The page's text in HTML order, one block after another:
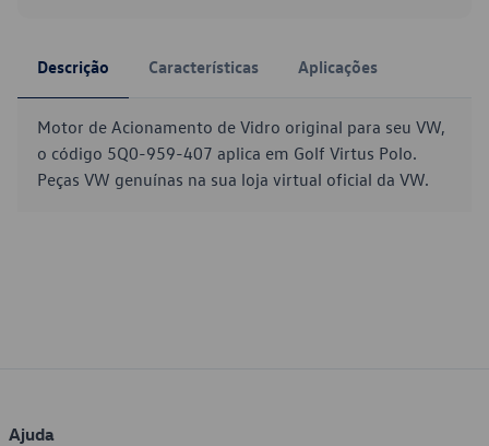
Descrição Características Aplicações
Motor de Acionamento de Vidro original para seu VW,
o código 5Q0-959-407 aplica em Golf Virtus Polo.
Peças VW genuínas na sua loja virtual oficial da VW.
Ajuda